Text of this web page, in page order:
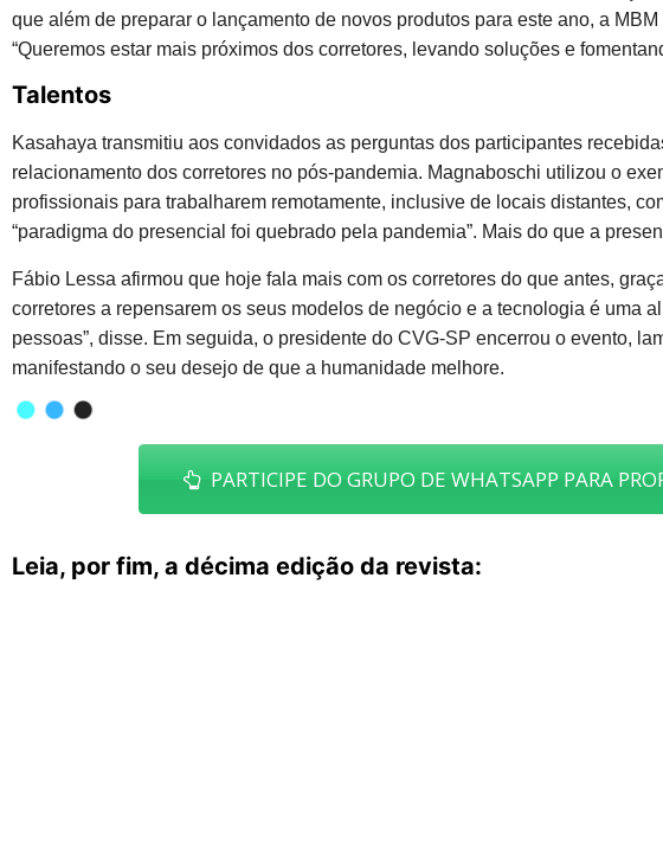
que além de preparar o lançamento de novos produtos para este ano, a
“Queremos estar mais próximos dos corretores, levando soluções e
Talentos
Kasahaya transmitiu aos convidados as perguntas dos participantes
relacionamento dos corretores no pós-pandemia. Magnaboschi utilizou o
profissionais para trabalharem remotamente, inclusive de locais distantes,
“paradigma do presencial foi quebrado pela pandemia”. Mais do que a
Fábio Lessa afirmou que hoje fala mais com os corretores do que antes,
corretores a repensarem os seus modelos de negócio e a tecnologia é uma
pessoas”, disse. Em seguida, o presidente do CVG-SP encerrou o evento,
manifestando o seu desejo de que a humanidade melhore.
PARTICIPE DO GRUPO DE WHATSAPP PARA
Leia, por fim, a décima edição da revista: